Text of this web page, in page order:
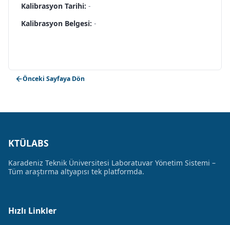
Kalibrasyon Tarihi: -
Kalibrasyon Belgesi: -
Önceki Sayfaya Dön
KTÜLABS
Karadeniz Teknik Üniversitesi Laboratuvar Yönetim Sistemi –
Tüm araştırma altyapısı tek platformda.
Hızlı Linkler